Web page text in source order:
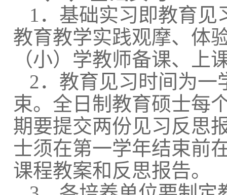
1．基础实习即教育
教育教学实践观摩、体
（小）学教师备课、上
2． 教育见习时间为一
束。全日制教育硕士每
期要提交两份见习反思
士须在第一学年结束前
课程教案和反思报告。